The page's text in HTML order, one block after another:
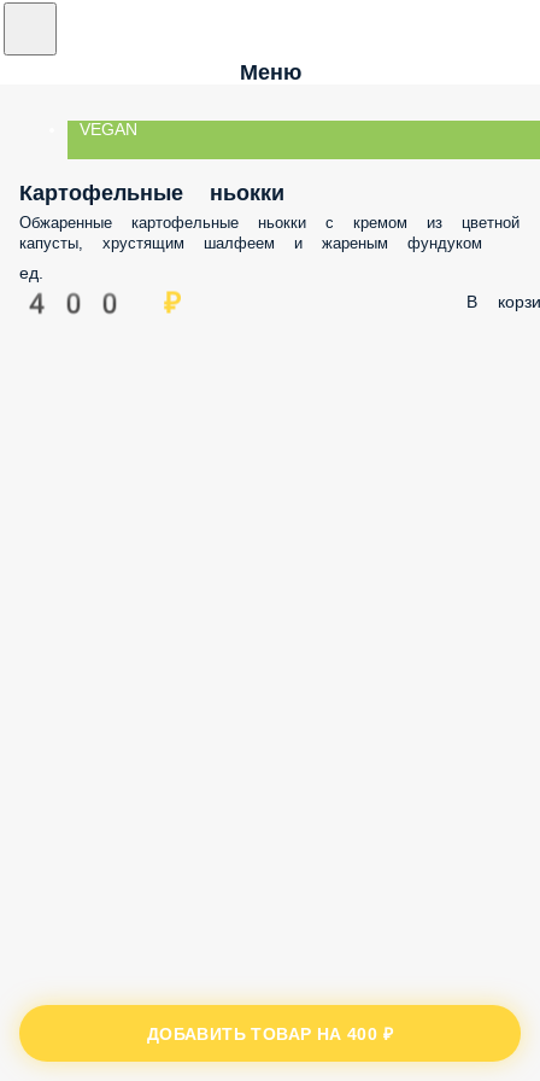
Меню
VEGAN
Картофельные ньокки
Обжаренные картофельные ньокки с кремом из цветной
капусты, хрустящим шалфеем и жареным фундуком
ед.
400 ₽ В
ДОБАВИТЬ ТОВАР НА400 ₽